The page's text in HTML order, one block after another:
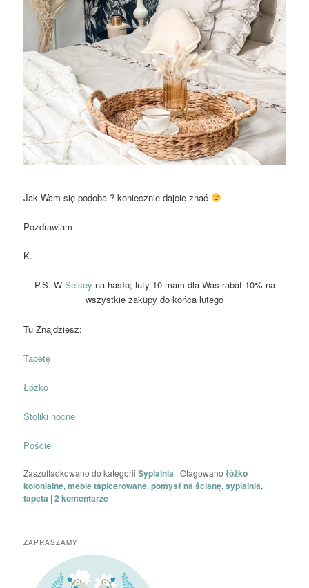
Jak Wam się podoba ? koniecznie dajcie znać
Pozdrawiam
K.
P.S. W Selsey na hasło; luty-10 mam dla Was rabat 10% na
wszystkie zakupy do końca lutego
Tu Znajdziesz:
Tapetę
Łóżko
Stoliki nocne
Pościel
Zaszufladkowano do kategorii Sypialnia |Otagowano łóżko
kolonialne,meble tapicerowane,pomysł na ścianę,sypialnia,
tapeta |2 komentarze
ZAPRASZAMY